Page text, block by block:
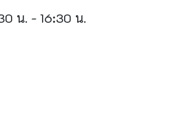
น. - 16:30 น.